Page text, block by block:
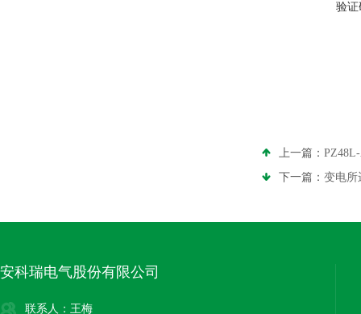
验证
上一篇：
下一篇： 变电所
安科瑞电气股份有限公司
联系人：王梅